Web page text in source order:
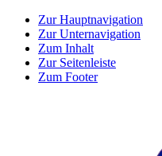
Zur Hauptnavigation
Zur Unternavigation
Zum Inhalt
Zur Seitenleiste
Zum Footer